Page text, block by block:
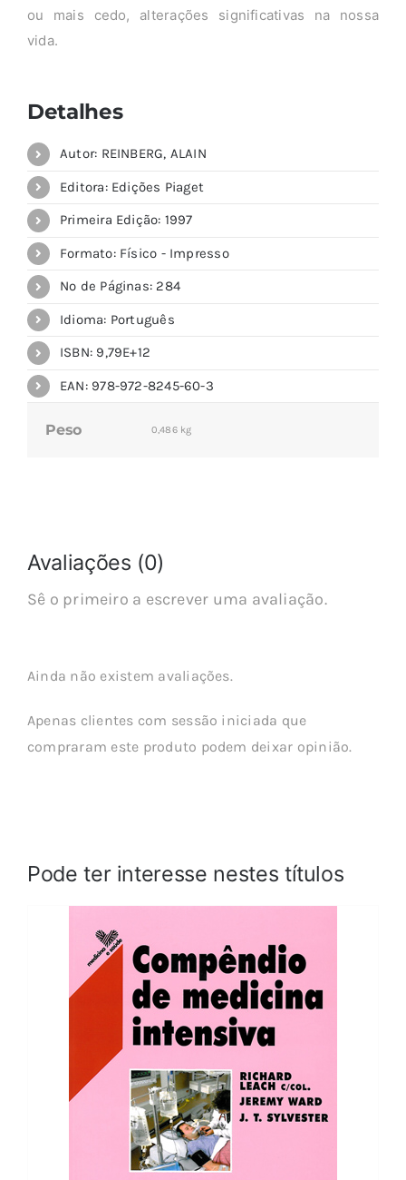
ou mais cedo, alterações significativas na nossa
vida.
Detalhes
Autor: REINBERG, ALAIN
Editora: Edições Piaget
Primeira Edição: 1997
Formato: Físico - Impresso
Nº de Páginas: 284
Idioma: Português
ISBN: 9,79E+12
EAN: 978-972-8245-60-3
Peso 0,486 kg
Avaliações (0)
Sê o primeiro a escrever uma avaliação.
Ainda não existem avaliações.
Apenas clientes com sessão iniciada que
compraram este produto podem deixar opinião.
Pode ter interesse nestes títulos